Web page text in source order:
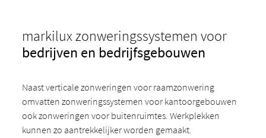
markilux zonweringssystemen voor
bedrijven en bedrijfsgebouwen
Naast verticale zonweringen voor raamzonwering
omvatten zonweringssystemen voor kantoorgebouwen
ook zonweringen voor buitenruimtes. Werkplekken
kunnen zo aantrekkelijker worden gemaakt.